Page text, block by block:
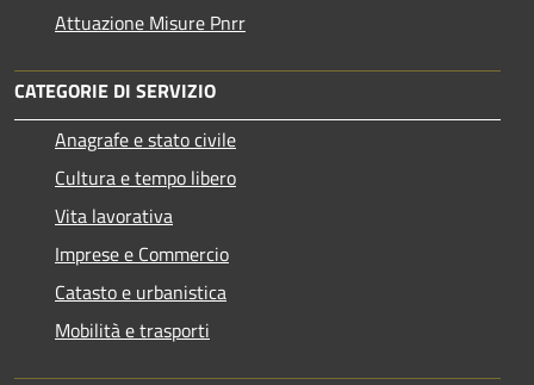
Attuazione Misure Pnrr
CATEGORIE DI SERVIZIO
Anagrafe e stato civile
Cultura e tempo libero
Vita lavorativa
Imprese e Commercio
Catasto e urbanistica
Mobilità e trasporti